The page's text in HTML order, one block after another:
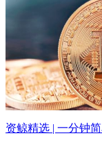
资鲸精选 | 一分钟